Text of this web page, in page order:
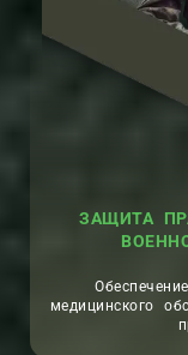
ЗАЩИТА
медицинского